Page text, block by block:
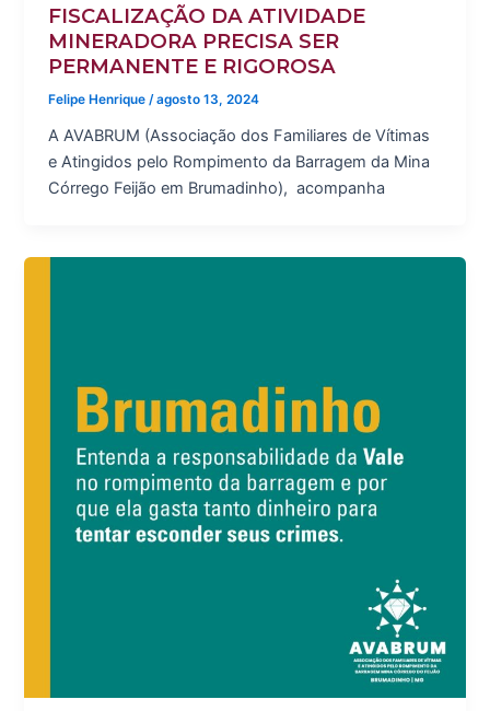
FISCALIZAÇÃO DA ATIVIDADE
MINERADORA PRECISA SER
PERMANENTE E RIGOROSA
Felipe Henrique/agosto 13, 2024
A AVABRUM (Associação dos Familiares de Vítimas
e Atingidos pelo Rompimento da Barragem da Mina
Córrego Feijão em Brumadinho), acompanha